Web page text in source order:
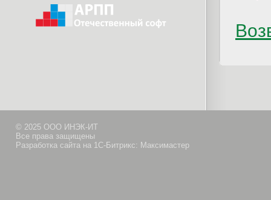
© 2025 ООО ИНЭК-ИТ
Все права защищены
Разработка сайта на 1С-Битрикс: Максимастер